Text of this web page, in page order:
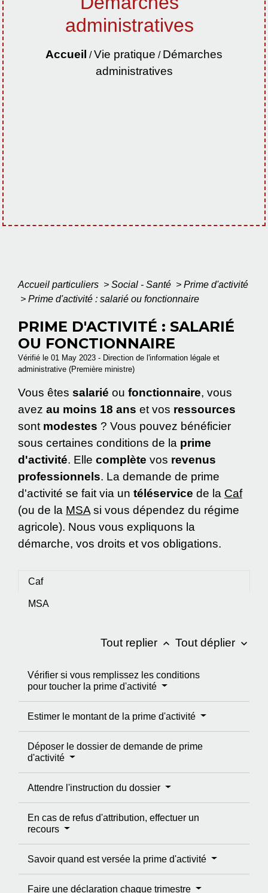
administratives
Accueil /Vie pratique / Démarches
administratives
Accueil particuliers > Social - Santé > Prime d'activité
> Prime d'activité : salarié ou fonctionnaire
PRIME D'ACTIVITÉ : SALARIÉ
OU FONCTIONNAIRE
Vérifié le 01 May 2023 - Direction de l'information légale et
administrative (Première ministre)
Vous êtes salarié ou fonctionnaire, vous
avez au moins 18 ans et vos ressources
sont modestes ? Vous pouvez bénéficier
sous certaines conditions de la prime
d'activité. Elle complète vos revenus
professionnels. La demande de prime
d'activité se fait via un téléservice de la Caf
(ou de la MSA si vous dépendez du régime
agricole). Nous vous expliquons la
démarche, vos droits et vos obligations.
Caf
MSA
Tout replier keyboard_arrow_up Tout déplier keyboard_arrow_down
Vérifier si vous remplissez les conditions
pour toucher la prime d'activité
Estimer le montant de la prime d'activité
Déposer le dossier de demande de prime
d'activité
Attendre l'instruction du dossier
En cas de refus d'attribution, effectuer un
recours
Savoir quand est versée la prime d'activité
Faire une déclaration chaque trimestre